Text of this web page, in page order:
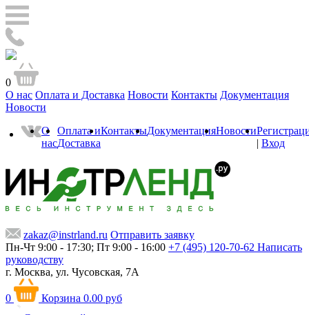
0
О нас Оплата и Доставка Новости Контакты Документация
Новости
О
нас
Оплата и
Доставка
КонтактыДокументацияНовости
| Вход
zakaz@instrland.ru Отправить заявку
Пн-Чт 9:00 - 17:30; Пт 9:00 - 16:00 +7 (495) 120-70-62 Написать
руководству
г. Москва, ул. Чусовская, 7А
0 Корзина 0.00 руб